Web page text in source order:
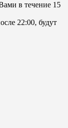
в течение 15
22:00, будут